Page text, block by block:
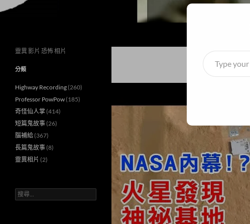
靈異 影片 恐怖 相片
分類
Highway Recording (260)
Professor PowPow (185)
奇怪仙人掌 (414)
短篇鬼故事 (26)
腦補給 (367)
長篇鬼故事 (8)
靈異相片 (2)
搜
尋
Type
your
email…